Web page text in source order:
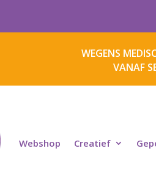
WEGENS
VANAF
Webshop Creatief